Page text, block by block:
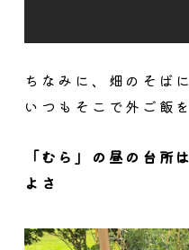
ちなみに、畑のそば
いつもそこで外ご飯
「むら」の昼の台所
よさ